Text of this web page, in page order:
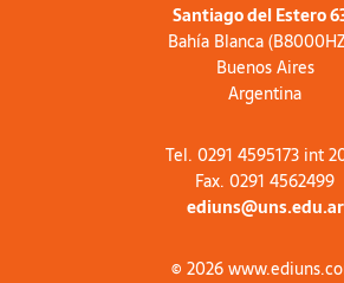
Santiago del Estero
Bahía Blanca
Buenos Aires
Argentina
Tel. 0291 4595173 int
Fax. 0291 4562499
ediuns@uns.edu.ar
© 2026